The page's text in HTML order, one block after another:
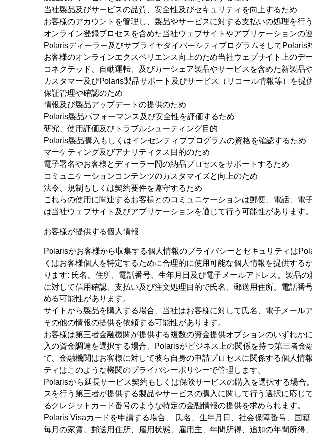
当社製品及びサービスの品質、安全性及びセキュリティを向上するため
お客様のアカウントを管理し、製品やサービスに対する支払いの処理を行
オンライン登録プロセスを含めた当社ウェブサイトやアプリケーションの
Polarisディーラー及びサプライヤダイバーシティプログラムそしてPolaris
お客様のオンラインエクスペリエンス向上のため当社ウェブサイト上のデ
コネクテッド、自動運転、及びカーシェア製品やサービスを含めた新製品
カスタマー及びPolaris製品サポート及びサービス（リコール情報等）を提
保証管理や確認のため
情報及び製品アップデートの提供のため
Polaris製品パフォーマンス及び安全性を評価するため
研究、使用評価及びトラブルシューティング目的
Polaris製品購入もしくはインセンティブプログラムの資格を確認するため
マーケティング及びアナリティクス目的のため
電子署名やお客様とディーラー間の納品プロセスをサポートするため
コミュニケーションコンテンツのカスタマイズと向上のため
法令、規制もしくは契約要件を遵守するため
これらの使用に関連するお客様とのコミュニケーションは郵便、電話、電
は当社ウェブサイト及びアプリケーションを通じて行う可能性があります。
お客様が提供する個人情報
Polarisがお客様から収集する個人情報のプライバシーとセキュリティは
くはお客様個人を特定するために合理的に使用可能な個人情報を提供す
ります: 氏名、住所、電話番号、生年月日及び電子メールアドレス。製品
に対して信用確認、支払い及び注文処理目的で氏名、郵送用住所、電話
める可能性があります。
サイトから製品を購入する場合、当社はお客様に対して氏名、電子メー
その他の情報の提供を依頼する可能性があります。
お客様は第三者金融機関が提供する複数の資金提供オプションのいずれ
入の資金調達を選択する場合、Polarisがビジネス上の関係を持つ第三者
て、金融機関はお客様に対して彼ら自身の申請プロセスに関係する個人情
ティはこのような機関のプライバシーポリシーで管理します。
Polarisから延長サービス契約もしくは保険サービスの購入を選択する場
スを行う第三者が提供する製品やサービスの購入に関して行う選択に応
るクレジットカード番号のような特定の金融情報の提供を求められます。
Polaris Visaカードを申請する場合、 氏名、生年月日、社会保障番号、国
毎月の家賃、郵送用住所、雇用状態、雇用主、年間所得、追加の年間所得